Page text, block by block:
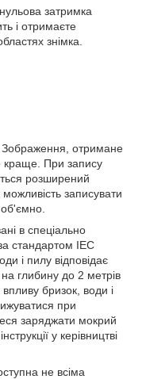
затримка
і отримаєте
знімка.
Зображення, отримане
краще. При запису
розширений
записувати
в спеціально
стандартом IEC
і пилу відповідає
глибину до 2 метрів
бризок, води і
при
заряджати мокрий
у керівництві
не всіма